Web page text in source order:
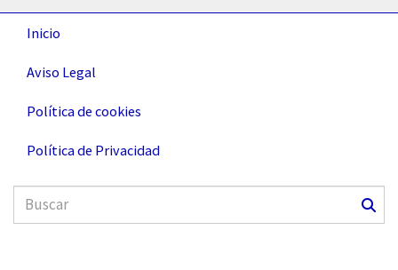
Inicio
Aviso Legal
Política de cookies
Política de Privacidad